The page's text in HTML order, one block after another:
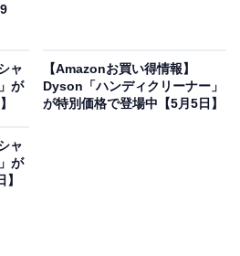
入やサービスの利用により、売上の一部が
クリーナー」が限定価格
ャ
が
【Amazonお買い得情報】
Dyson「ハンディクリーナー」
が特別価格で登場中【5月5日】
ャ
が